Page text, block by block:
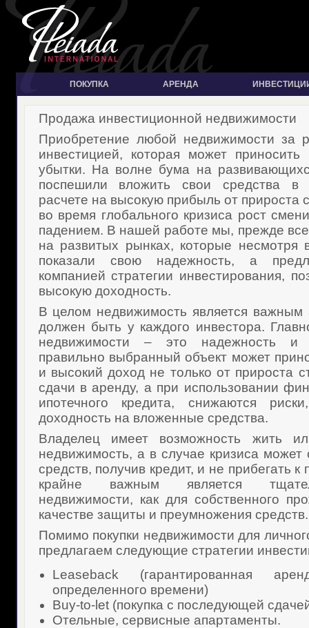
ПОКУПКА АРЕНДА
Продажа инвестиционной недвижимости
Приобретение любой недвижимости за
инвестицией, которая может
убытки. На волне бума на
поспешили вложить свои средства в
расчете на высокую прибыль от прироста
во время глобального кризиса рост
падением. В нашей работе мы, прежде
на развитых рынках, которые несмотря
показали свою надежность, а
компанией стратегии инвестирования,
высокую доходность.
В целом недвижимость является важным
должен быть у каждого инвестора.
недвижимости – это надежность и
правильно выбранный объект может
и высокий доход не только от прироста
сдачи в аренду, а при использовании
ипотечного кредита, снижаются
доходность на вложенные средства.
Владелец имеет возможность жить
недвижимость, а в случае кризиса может
средств, получив кредит, и не прибегать
крайне важным является
недвижимости, как для собственного
качестве защиты и преумножения средств.
Помимо покупки недвижимости для
предлагаем следующие стратегии
Leaseback (гарантированная
определенного времени)
Buy-to-let (покупка с последующей
Отельные, сервисные апартаменты.